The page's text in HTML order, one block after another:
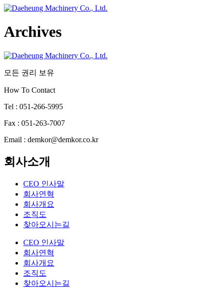
Skip
content
Archives
모든 권리 보유
How To Contact
Tel : 051-266-5995
Fax : 051-263-7007
Email : demkor@demkor.co.kr
회사소개
CEO 인사말
회사연혁
회사개요
조직도
찾아오시는길
CEO 인사말
회사연혁
회사개요
조직도
찾아오시는길